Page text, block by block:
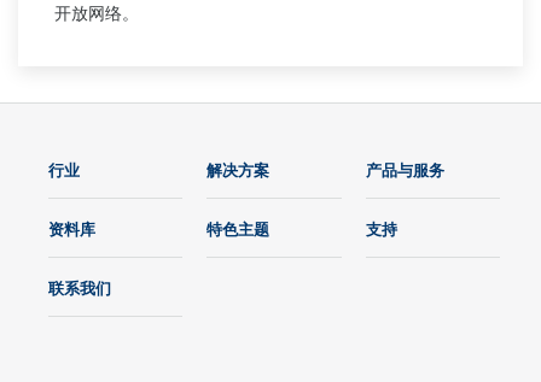
开放网络。
行业 解决方案 产品与服务
资料库 特色主题 支持
联系我们